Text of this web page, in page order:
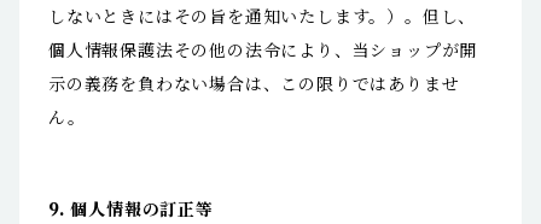
しないときにはその旨を通知いたします。）。但し、
個人情報保護法その他の法令により、当ショップが開
示の義務を負わない場合は、この限りではありませ
ん。
9. 個人情報の訂正等